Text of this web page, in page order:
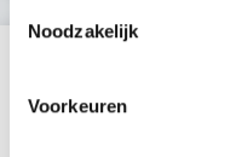
Noodzakelijk
Voorkeuren
E-mailadres is